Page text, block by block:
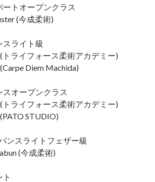
トオープンクラス
(今成柔術)
スライト級
ライフォース柔術アカデミー)
Diem Machida)
オープンクラス
ライフォース柔術アカデミー)
STUDIO)
ンスライトフェザー級
(今成柔術)